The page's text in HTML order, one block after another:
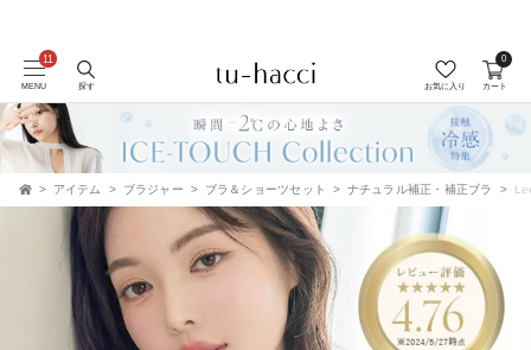
MENU 探す お気に入り カート
0
アイテム ブラジャー ブラ＆ショーツセット ナチュラル補正・補正ブラ